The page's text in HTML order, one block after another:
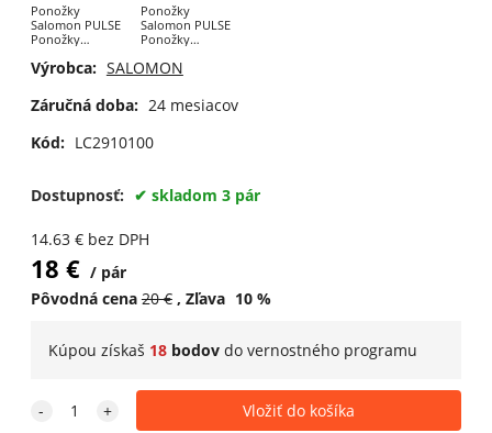
Ponožky
Salomon PULSE
Ponožky
Race Flag Crew
White
Ponožky
Salomon PULSE
Ponožky
Race Flag Crew
Black
Výrobca: SALOMON
Záručná doba: 24 mesiacov
Kód: LC2910100
Dostupnosť: skladom 3 pár
14.63€ bez DPH
18 €
pár
Pôvodná cena 20€ Zľava 10%
Kúpou získaš 18bodovdo vernostného programu